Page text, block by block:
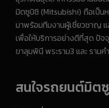
มิตซูบิชิ (Mitsubishi) ถือเป็น
มาพร้อมทีมงานผู้เชี่ยวชาญ
เพื่อให้บริการอย่างดีที่สุด ปัจ
ขาลุมพินี พระราม3 และ รามค
สนใจรถยนต์มิต